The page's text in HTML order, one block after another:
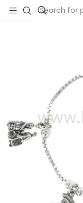
Inicio Catálogo